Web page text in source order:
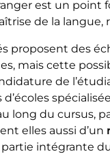
est un
de la langue,
proposent des
mais cette
de
d’écoles
long du cursus,
elles aussi d’un
partie intégrante